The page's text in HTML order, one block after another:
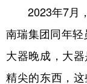
2023年7月，
南瑞集团同年轻
大器晚成，大
精尖的东西，